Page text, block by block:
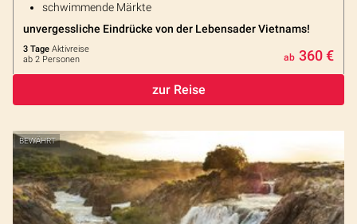
schwimmende Märkte
unvergessliche Eindrücke von der Lebensader Vietnams!
3 Tage Aktivreise
ab 2 Personen
ab 360 €
zur Reise
BEWÄHRT